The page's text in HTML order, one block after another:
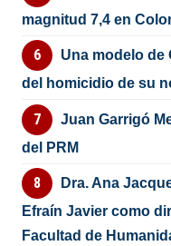
magnitud 7,4 en
Una modelo de
del homicidio de su
Juan Garrigó
del PRM
Dra. Ana
Efraín Javier como
Facultad de